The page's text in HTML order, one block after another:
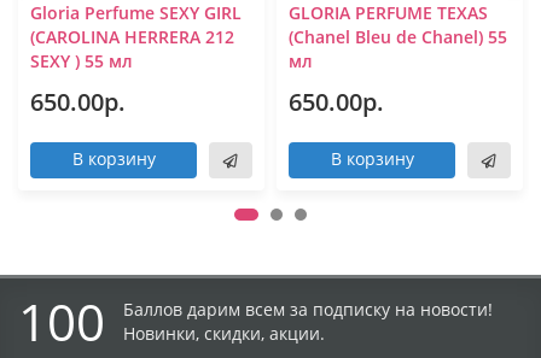
Gloria Perfume SEXY GIRL
(CAROLINA HERRERA 212
SEXY ) 55 мл
650.00р.
В корзину
GLORIA PERFUME TEXAS
(Chanel Bleu de Chanel) 55
мл
650.00р.
В корзину
100
Баллов дарим всем за подписку на новости!
Новинки, скидки, акции.